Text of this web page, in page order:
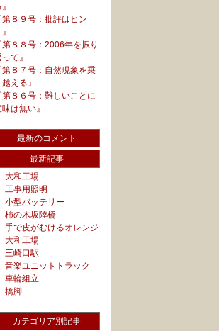
第８９号：批評はヒン
第８８号：2006年を振り
て』
第８７号：自然現象を乗
越える』
第８６号：難しいことに
は無い』
最新のコメント
最新記事
大和工場
工事用照明
小型バッテリー
柿の木坂陸橋
手で皮がむけるオレンジ
大和工場
三崎口駅
音楽ユニットトラック
車輪組立
橋脚
カテゴリア別記事